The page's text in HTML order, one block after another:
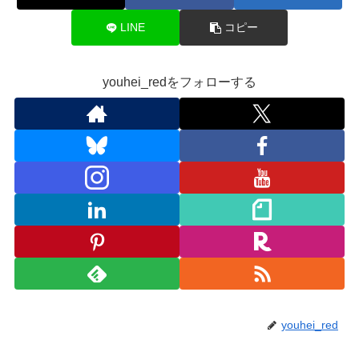
LINE コピー
youhei_redをフォローする
youhei_red